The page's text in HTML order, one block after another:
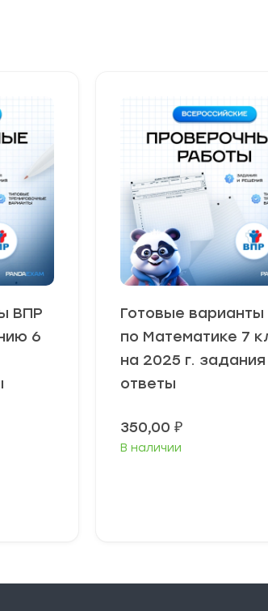
ВПР
6
Готовые
по Математике 7
на 2025 г. задания
ответы
350,00 ₽
В наличии